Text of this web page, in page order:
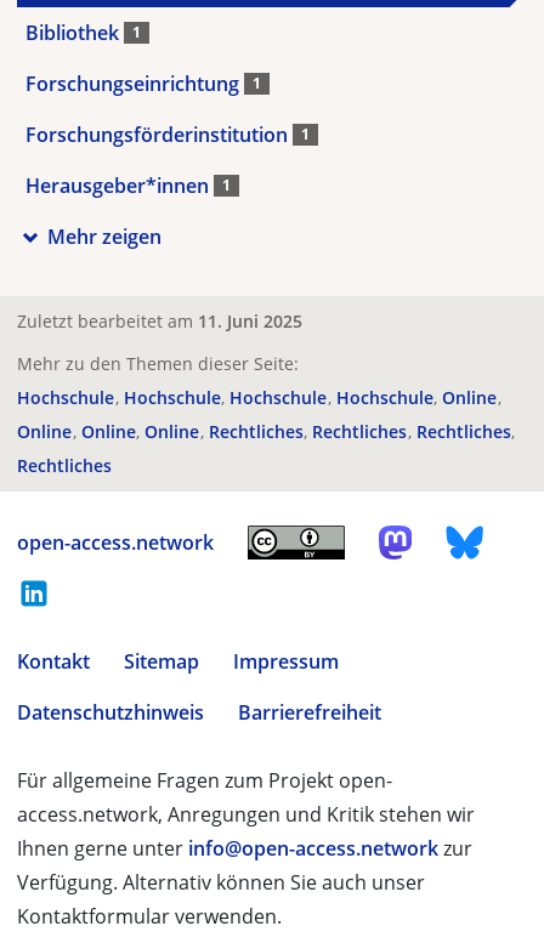
Bibliothek 1
Forschungseinrichtung 1
Forschungsförderinstitution 1
Herausgeber*innen 1
Mehr zeigen
Zuletzt bearbeitet am 11. Juni 2025
Mehr zu den Themen dieser Seite:
Hochschule Hochschule Hochschule Hochschule Online
Online Online Online Rechtliches Rechtliches Rechtliches
Rechtliches
open-access.network
Kontakt Sitemap
Impressum
Datenschutzhinweis
Barrierefreiheit
Für allgemeine Fragen zum Projekt open-
access.network, Anregungen und Kritik stehen wir
Ihnen gerne unter info@open-access.networkzur
Verfügung. Alternativ können Sie auch unser
Kontaktformular verwenden.